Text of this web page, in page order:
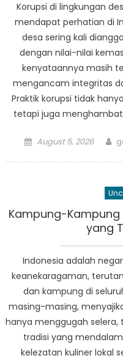
Korupsi di lingkungan
mendapat perhatian di
desa sering kali
dengan nilai-nilai
kenyataannya masih
mengancam integritas
Praktik korupsi tidak
tetapi juga
Posted
August 5, 2026
Kampung-Kampung
yang
Indonesia adalah
keanekaragaman,
dan kampung di
masing-masing,
hanya menggugah
tradisi yang
kelezatan kuliner lokal